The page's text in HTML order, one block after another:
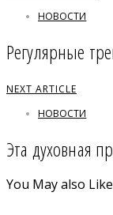
НОВОСТИ
Регулярные
NEXT ARTICLE
НОВОСТИ
Эта духовная
You May also Like